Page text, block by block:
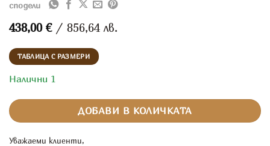
сподели
438,00 €/ 856,64 лв.
ТАБЛИЦА С РАЗМЕРИ
Налични 1
ДОБАВИ В КОЛИЧКАТА
Уважаеми клиенти,